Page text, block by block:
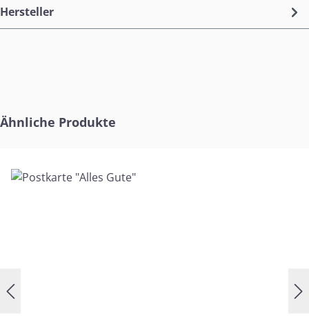
Hersteller
Produktgalerie überspringen
Ähnliche Produkte